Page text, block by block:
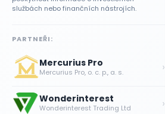
službách nebo finančních nástrojích.
PARTNEŘI:
Mercurius Pro
Mercurius Pro, o. c. p., a. s. ›
Wonderinterest
Wonderinterest Trading Ltd ›